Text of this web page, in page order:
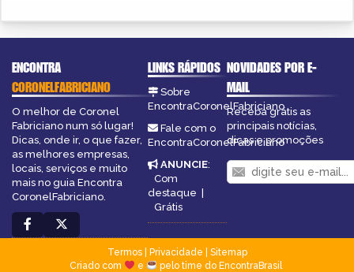
ENCONTRA
CORONELFABRICIANO
O melhor de Coronel
Fabriciano num só lugar!
Dicas, onde ir, o que fazer,
as melhores empresas,
locais, serviços e muito
mais no guia Encontra
CoronelFabriciano.
LINKS RÁPIDOS
Sobre
EncontraCoronelFabriciano
Fale com o
EncontraCoronelFabriciano
ANUNCIE:
Com
destaque |
Grátis
NOVIDADES POR E-
MAIL
Receba grátis as
principais notícias,
dicas e promoções
Termos| Privacidade
Sitemap
Criado com
e pelo time do EncontraBrasil